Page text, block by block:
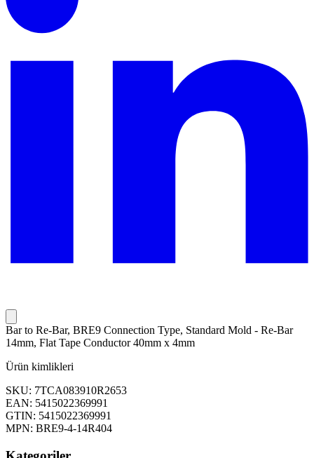
Bar to Re-Bar, BRE9 Connection Type, Standard Mold - Re-Bar
14mm, Flat Tape Conductor 40mm x 4mm
Ürün kimlikleri
SKU: 7TCA083910R2653
EAN: 5415022369991
GTIN: 5415022369991
MPN: BRE9-4-14R404